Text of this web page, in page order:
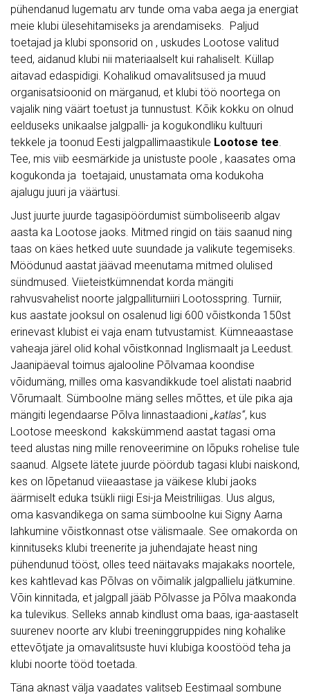
pühendanud lugematu arv tunde oma vaba aega ja energiat
meie klubi ülesehitamiseks ja arendamiseks. Paljud
toetajad ja klubi sponsorid on , uskudes Lootose valitud
teed, aidanud klubi nii materiaalselt kui rahaliselt. Küllap
aitavad edaspidigi. Kohalikud omavalitsused ja muud
organisatsioonid on märganud, et klubi töö noortega on
vajalik ning väärt toetust ja tunnustust. Kõik kokku on olnud
eelduseks unikaalse jalgpalli- ja kogukondliku kultuuri
tekkele ja toonud Eesti jalgpallimaastikule Lootose tee.
Tee, mis viib eesmärkide ja unistuste poole , kaasates oma
kogukonda ja toetajaid, unustamata oma kodukoha
ajalugu juuri ja väärtusi.
Just juurte juurde tagasipöördumist sümboliseerib algav
aasta ka Lootose jaoks. Mitmed ringid on täis saanud ning
taas on käes hetked uute suundade ja valikute tegemiseks.
Möödunud aastat jäävad meenutama mitmed olulised
sündmused. Viieteistkümnendat korda mängiti
rahvusvahelist noorte jalgpalliturniiri Lootosspring. Turniir,
kus aastate jooksul on osalenud ligi 600 võistkonda 150st
erinevast klubist ei vaja enam tutvustamist. Kümneaastase
vaheaja järel olid kohal võistkonnad Inglismaalt ja Leedust.
Jaanipäeval toimus ajalooline Põlvamaa koondise
võidumäng, milles oma kasvandikkude toel alistati naabrid
Võrumaalt. Sümboolne mäng selles mõttes, et üle pika aja
mängiti legendaarse Põlva linnastaadioni „katlas“, kus
Lootose meeskond kakskümmend aastat tagasi oma
teed alustas ning mille renoveerimine on lõpuks rohelise tule
saanud. Algsete lätete juurde pöördub tagasi klubi naiskond,
kes on lõpetanud viieaastase ja väikese klubi jaoks
äärmiselt eduka tsükli riigi Esi-ja Meistriliigas. Uus algus,
oma kasvandikega on sama sümboolne kui Signy Aarna
lahkumine võistkonnast otse välismaale. See omakorda on
kinnituseks klubi treenerite ja juhendajate heast ning
pühendunud tööst, olles teed näitavaks majakaks noortele,
kes kahtlevad kas Põlvas on võimalik jalgpallielu jätkumine.
Võin kinnitada, et jalgpall jääb Põlvasse ja Põlva maakonda
ka tulevikus. Selleks annab kindlust oma baas, iga-aastaselt
suurenev noorte arv klubi treeninggruppides ning kohalike
ettevõtjate ja omavalitsuste huvi klubiga koostööd teha ja
klubi noorte tööd toetada.
Täna aknast välja vaadates valitseb Eestimaal sombune